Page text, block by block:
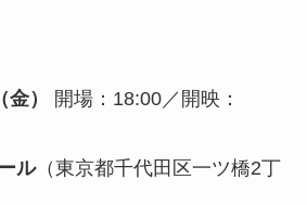
金）
開場：18:00／開映：
ル（東京都千代田区一ツ橋2丁